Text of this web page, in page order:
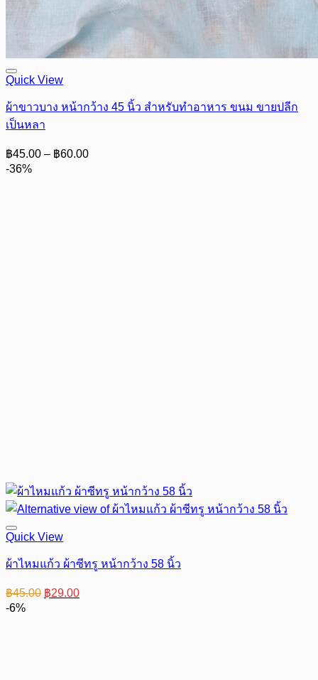
Quick View
ผ้าขาวบาง หน้ากว้าง 45 นิ้ว สำหรับทำอาหาร ขนม ขายปลีก
เป็นหลา
฿45.00 – ฿60.00Price
-36%
Quick View
ผ้าไหมแก้ว ผ้าซีทรู หน้ากว้าง 58 นิ้ว
฿45.00 Original
price
฿29.00Current
price
-6%